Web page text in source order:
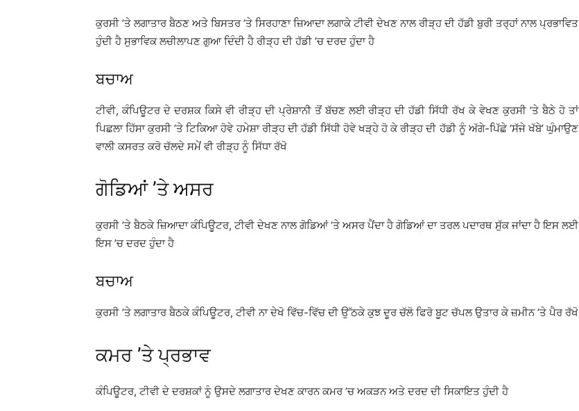
ਕੁਰਸੀ ’ਤੇ ਲਗਾਤਾਰ ਬੈਠਣ ਅਤੇ ਬਿਸਤਰ ’ਤੇ ਸਿਰਹਾਣਾ ਜ਼ਿਆਦਾ ਲਗਾਕੇ ਟੀਵੀ ਦੇਖਣ ਨਾਲ ਰੀੜ੍ਹ ਦੀ ਹੱਡੀ ਬੁਰੀ ਤਰ੍ਹਾਂ ਨਾਲ ਪ੍ਰਭਾਵਿਤ
ਹੁੰਦੀ ਹੈ ਸੁਭਾਵਿਕ ਲਚੀਲਾਪਣ ਗੁਆ ਦਿੰਦੀ ਹੈ ਰੀੜ੍ਹ ਦੀ ਹੱਡੀ ’ਚ ਦਰਦ ਹੁੰਦਾ ਹੈ
ਬਚਾਅ
ਟੀਵੀ, ਕੰਪਿਊਟਰ ਦੇ ਦਰਸ਼ਕ ਕਿਸੇ ਵੀ ਰੀੜ੍ਹ ਦੀ ਪ੍ਰੇਸ਼ਾਨੀ ਤੋਂ ਬੱਚਣ ਲਈ ਰੀੜ੍ਹ ਦੀ ਹੱਡੀ ਸਿੱਧੀ ਰੱਖ ਕੇ ਵੇਖਣ ਕੁਰਸੀ ’ਤੇ ਬੈਠੇ ਹੋ ਤਾਂ
ਪਿਛਲਾ ਹਿੱਸਾ ਕੁਰਸੀ ’ਤੇ ਟਿਕਿਆ ਹੋਵੇ ਹਮੇਸ਼ਾ ਰੀੜ੍ਹ ਦੀ ਹੱਡੀ ਸਿੱਧੀ ਹੋਵੇ ਖੜ੍ਹੇ ਹੋ ਕੇ ਰੀੜ੍ਹ ਦੀ ਹੱਡੀ ਨੂੰ ਅੱਗੇ-ਪਿੱਛੇ ‘ਸੱਜੇ ਖੱਬੇ’ ਘੁੰਮਾਉਣ
ਵਾਲੀ ਕਸਰਤ ਕਰੋ ਚੱਲਦੇ ਸਮੇਂ ਵੀ ਰੀੜ੍ਹ ਨੂੰ ਸਿੱਧਾ ਰੱਖੋ
ਗੋਡਿਆਂ ’ਤੇ ਅਸਰ
ਕੁਰਸੀ ’ਤੇ ਬੈਠਕੇ ਜ਼ਿਆਦਾ ਕੰਪਿਊਟਰ, ਟੀਵੀ ਦੇਖਣ ਨਾਲ ਗੋਡਿਆਂ ’ਤੇ ਅਸਰ ਪੈਂਦਾ ਹੈ ਗੋਡਿਆਂ ਦਾ ਤਰਲ ਪਦਾਰਥ ਸੁੱਕ ਜਾਂਦਾ ਹੈ ਇਸ ਲਈ
ਇਸ ’ਚ ਦਰਦ ਹੁੰਦਾ ਹੈ
ਬਚਾਅ
ਕੁਰਸੀ ’ਤੇ ਲਗਾਤਾਰ ਬੈਠਕੇ ਕੰਪਿਊਟਰ, ਟੀਵੀ ਨਾ ਦੇਖੋ ਵਿੱਚ-ਵਿੱਚ ਦੀ ਉੱਠਕੇ ਕੁਝ ਦੂਰ ਚੱਲੋ ਫਿਰੋ ਬੂਟ ਚੱਪਲ ਉਤਾਰ ਕੇ ਜ਼ਮੀਨ ’ਤੇ ਪੈਰ ਰੱਖੋ
ਕਮਰ ’ਤੇ ਪ੍ਰਭਾਵ
ਕੰਪਿਊਟਰ, ਟੀਵੀ ਦੇ ਦਰਸ਼ਕਾਂ ਨੂੰ ਉਸਦੇ ਲਗਾਤਾਰ ਦੇਖਣ ਕਾਰਨ ਕਮਰ ’ਚ ਅਕੜਨ ਅਤੇ ਦਰਦ ਦੀ ਸਿਕਾਇਤ ਹੁੰਦੀ ਹੈ